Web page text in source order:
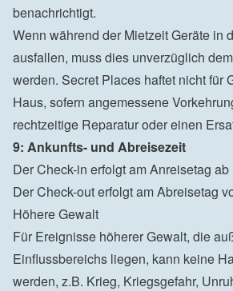
benachrichtigt.
Wenn während der Mietzeit Geräte in
ausfallen, muss dies unverzüglich
werden. Secret Places haftet nicht für
Haus, sofern angemessene
9: Ankunfts- und Abreisezeit
Der Check-in erfolgt am Anreisetag
Der Check-out erfolgt am Abreisetag
Höhere Gewalt
Für Ereignisse höherer Gewalt, die
Einflussbereichs liegen, kann keine
werden, z.B. Krieg, Kriegsgefahr,